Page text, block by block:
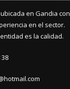
en Gandia con
en el sector.
es la calidad.